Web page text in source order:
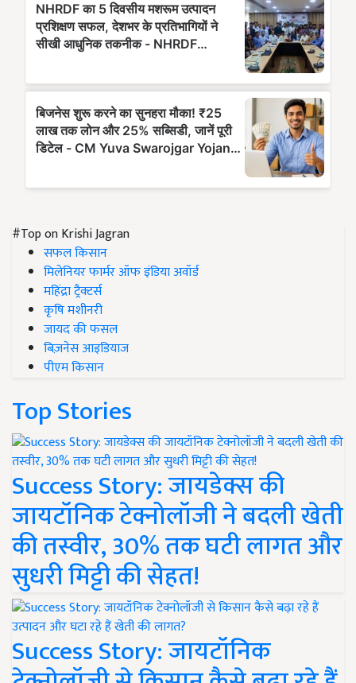
#Top on Krishi Jagran
सफल किसान
मिलेनियर फार्मर ऑफ इंडिया अवॉर्ड
महिंद्रा ट्रैक्टर्स
कृषि मशीनरी
जायद की फसल
बिज़नेस आइडियाज
पीएम किसान
Top Stories
Success Story: जायडेक्स की
जायटॉनिक टेक्नोलॉजी ने बदली खेती
की तस्वीर, 30% तक घटी लागत और
सुधरी मिट्टी की सेहत!
Success Story: जायटॉनिक